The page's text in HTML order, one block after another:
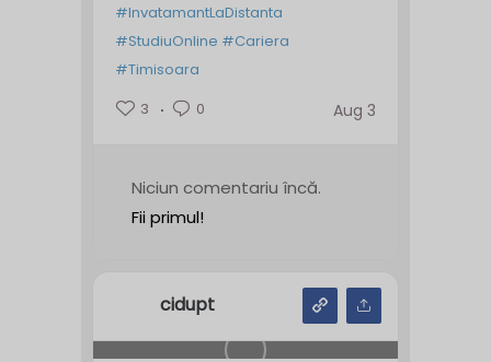
#InvatamantLaDistanta
#StudiuOnline #Cariera
#Timisoara
3
0 Aug 3
Niciun comentariu încă.
Fii primul!
cidupt